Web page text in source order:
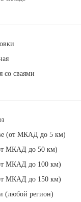
со сваями
(от МКАД до 5 км)
МКАД до 50 км)
МКАД до 100 км)
МКАД до 150 км)
(любой регион)